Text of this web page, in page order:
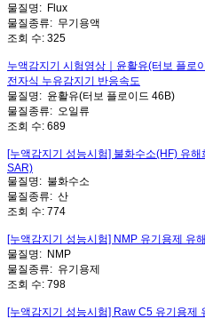
물질명: Flux
물질종류: 무기용액
조회 수: 325
누액감지기 시험영상｜윤활유(터보 플로
전자식 누유감지기 반응속도
물질명: 윤활유(터보 플로이드 46B)
물질종류: 오일류
조회 수: 689
[누액감지기 성능시험] 불화수소(HF) 유
SAR)
물질명: 불화수소
물질종류: 산
조회 수: 774
[누액감지기 성능시험] NMP 유기용제 유
물질명: NMP
물질종류: 유기용제
조회 수: 798
[누액감지기 성능시험] Raw C5 유기용제